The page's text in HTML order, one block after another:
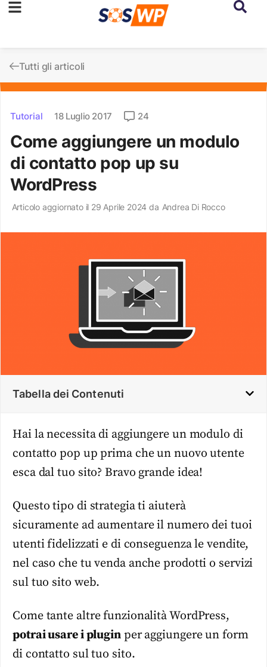
Tutti gli articoli
Tutorial 18 Luglio 2017 24
Come aggiungere un modulo
di contatto pop up su
WordPress
Articolo aggiornato il 29 Aprile 2024 da Andrea Di Rocco
Tabella dei Contenuti
Hai la necessita di aggiungere un modulo di
contatto pop up prima che un nuovo utente
esca dal tuo sito? Bravo grande idea!
Questo tipo di strategia ti aiuterà
sicuramente ad aumentare il numero dei tuoi
utenti fidelizzati e di conseguenza le vendite,
nel caso che tu venda anche prodotti o servizi
sul tuo sito web.
Come tante altre funzionalità WordPress,
potrai usare i pluginper aggiungere un form
di contatto sul tuo sito.